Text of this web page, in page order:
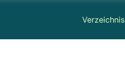
Verzeichnis